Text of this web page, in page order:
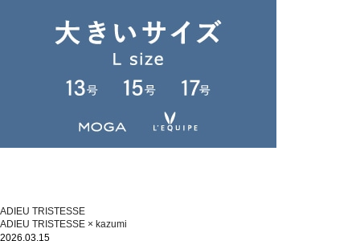
ADIEU TRISTESSE
ADIEU TRISTESSE × kazumi
2026.03.15